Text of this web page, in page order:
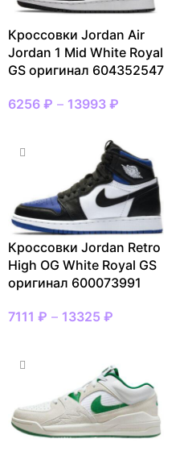
Кроссовки Jordan Air
Jordan 1 Mid White Royal
GS оригинал 604352547
6256 ₽ – 13993 ₽
Кроссовки Jordan Retro
High OG White Royal GS
оригинал 600073991
7111 ₽ – 13325 ₽